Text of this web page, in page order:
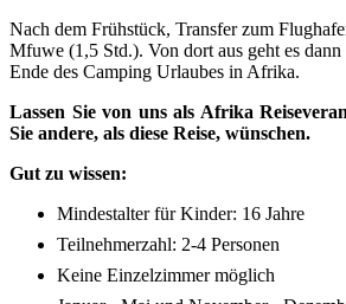
Nach dem Frühstück, Transfer zum
Mfuwe (1,5 Std.). Von dort aus geht es
Ende des Camping Urlaubes in Afrika.
Lassen Sie von uns als Afrika
Sie andere, als diese Reise, wünschen.
Gut zu wissen:
Mindestalter für Kinder: 16 Jahre
Teilnehmerzahl: 2-4 Personen
Keine Einzelzimmer möglich